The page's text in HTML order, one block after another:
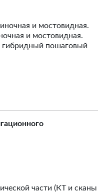
и мостовидная.
и мостовидная.
пошаговый
части (КТ и сканы